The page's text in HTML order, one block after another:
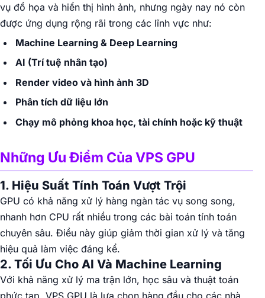
vụ đồ họa và hiển thị hình ảnh, nhưng ngày nay nó còn
được ứng dụng rộng rãi trong các lĩnh vực như:
Machine Learning & Deep Learning
AI (Trí tuệ nhân tạo)
Render video và hình ảnh 3D
Phân tích dữ liệu lớn
Chạy mô phỏng khoa học, tài chính hoặc kỹ thuật
Những Ưu Điểm Của VPS GPU
1. Hiệu Suất Tính Toán Vượt Trội
GPU có khả năng xử lý hàng ngàn tác vụ song song,
nhanh hơn CPU rất nhiều trong các bài toán tính toán
chuyên sâu. Điều này giúp giảm thời gian xử lý và tăng
hiệu quả làm việc đáng kể.
2. Tối Ưu Cho AI Và Machine Learning
Với khả năng xử lý ma trận lớn, học sâu và thuật toán
phức tạp, VPS GPU là lựa chọn hàng đầu cho các nhà